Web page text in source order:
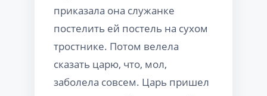
приказала она служанке
постелить ей постель на сухом
тростнике. Потом велела
сказать царю, что, мол,
заболела совсем. Царь пришел